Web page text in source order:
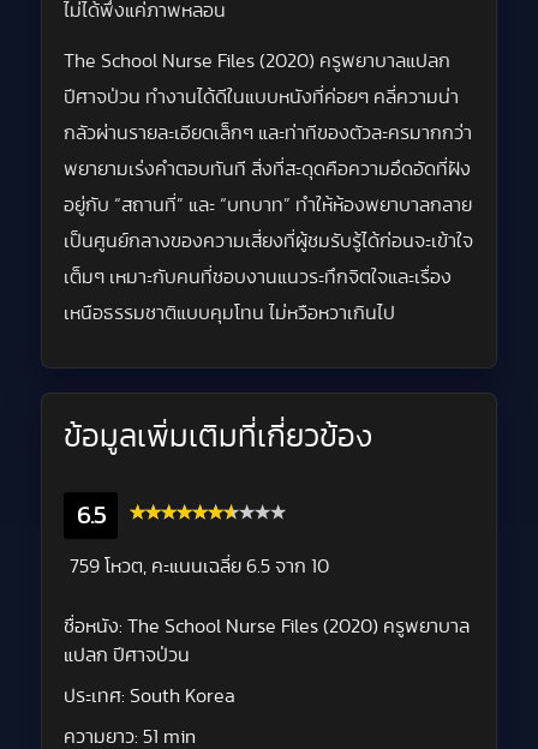
ไม่ได้พึ่งแค่ภาพหลอน
The School Nurse Files (2020) ครูพยาบาลแปลก
ปีศาจป่วน ทำงานได้ดีในแบบหนังที่ค่อยๆ คลี่ความน่า
กลัวผ่านรายละเอียดเล็กๆ และท่าทีของตัวละครมากกว่า
พยายามเร่งคำตอบทันที สิ่งที่สะดุดคือความอึดอัดที่ฝัง
อยู่กับ “สถานที่” และ “บทบาท” ทำให้ห้องพยาบาลกลาย
เป็นศูนย์กลางของความเสี่ยงที่ผู้ชมรับรู้ได้ก่อนจะเข้าใจ
เต็มๆ เหมาะกับคนที่ชอบงานแนวระทึกจิตใจและเรื่อง
เหนือธรรมชาติแบบคุมโทน ไม่หวือหวาเกินไป
ข้อมูลเพิ่มเติมที่เกี่ยวข้อง
6.5
759 โหวต, คะแนนเฉลี่ย 6.5 จาก 10
ชื่อหนัง: The School Nurse Files (2020) ครูพยาบาล
แปลก ปีศาจป่วน
ประเทศ: South Korea
ความยาว: 51 min